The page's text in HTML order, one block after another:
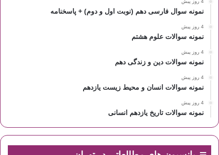
نمونه سوال فارسی دهم (نوبت اول و دوم) + پاسخنامه
4 روز پیش
نمونه سوالات علوم هشتم
4 روز پیش
نمونه سوالات دین و زندگی دهم
4 روز پیش
نمونه سوالات انسان و محیط زیست یازدهم
4 روز پیش
نمونه سوالات تاریخ یازدهم انسانی